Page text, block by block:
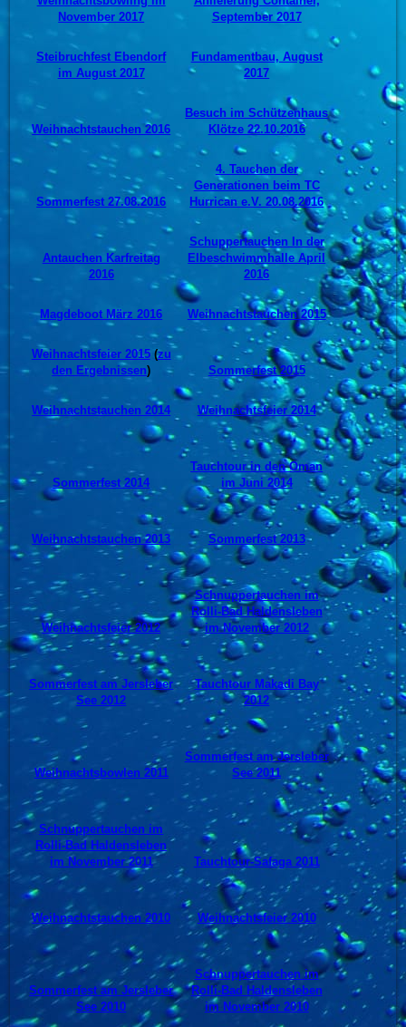
November 2017
September 2017
Steibruchfest Ebendorf
im August 2017
Fundamentbau, August
2017
Weihnachtstauchen 2016
Besuch im Schützenhaus
Klötze 22.10.2016
Sommerfest 27.08.2016
4. Tauchen der
Generationen beim TC
Hurrican e.V. 20.08.2016
Antauchen Karfreitag
2016
Schuppertauchen In der
Elbeschwimmhalle April
2016
Magdeboot März 2016 Weihnachtstauchen 2015
Weihnachtsfeier 2015(zu
den Ergebnissen) Sommerfest 2015
Weihnachtstauchen 2014 Weihnachtsfeier 2014
Sommerfest 2014
Tauchtour in den Oman
im Juni 2014
Weihnachtstauchen 2013 Sommerfest 2013
Weihnachtsfeier 2012
Schnuppertauchen im
Rolli-Bad Haldensleben
im November 2012
Sommerfest am Jersleber
See 2012
Tauchtour Makadi Bay
2012
Weihnachtsbowlen 2011
Sommerfest am Jersleber
See 2011
Schnuppertauchen im
Rolli-Bad Haldensleben
im November 2011
Tauchtour-Safaga 2011
Weihnachtstauchen 2010 Weihnachtsfeier 2010
Sommerfest am Jersleber
See 2010
Schnuppertauchen im
Rolli-Bad Haldensleben
im November 2010